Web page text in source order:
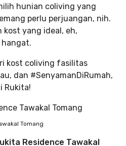
hunian coliving yang
perlu perjuangan, nih.
kost yang ideal, eh,
hangat.
kost coliving fasilitas
dan #SenyamanDiRumah,
Rukita!
Tomang
Residence Tawakal